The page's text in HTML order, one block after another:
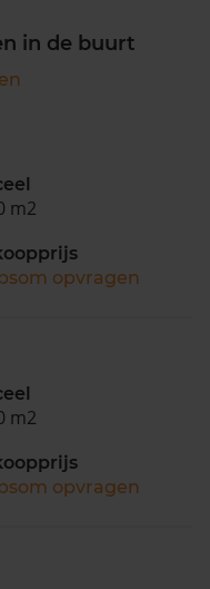
in de buurt
m2
opvragen
m2
opvragen